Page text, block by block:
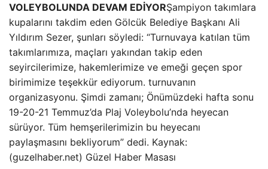
VOLEYBOLUNDA DEVAM EDİYORŞampiyon takımlara
kupalarını takdim eden Gölcük Belediye Başkanı Ali
Yıldırım Sezer, şunları söyledi: “Turnuvaya katılan tüm
takımlarımıza, maçları yakından takip eden
seyircilerimize, hakemlerimize ve emeği geçen spor
birimimize teşekkür ediyorum. turnuvanın
organizasyonu. Şimdi zamanı; Önümüzdeki hafta sonu
19-20-21 Temmuz’da Plaj Voleybolu’nda heyecan
sürüyor. Tüm hemşerilerimizin bu heyecanı
paylaşmasını bekliyorum” dedi. Kaynak:
(guzelhaber.net) Güzel Haber Masası